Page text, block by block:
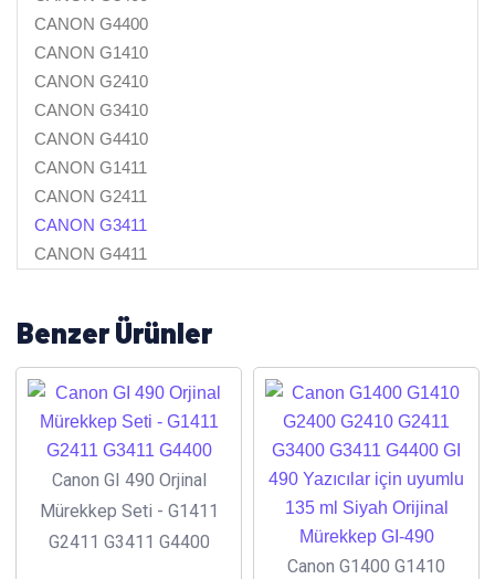
CANON G4400
CANON G1410
CANON G2410
CANON G3410
CANON G4410
CANON G1411
CANON G2411
CANON G3411
CANON G4411
Benzer Ürünler
Canon GI 490 Orjinal
Mürekkep Seti - G1411
G2411 G3411 G4400
Canon G1400 G1410